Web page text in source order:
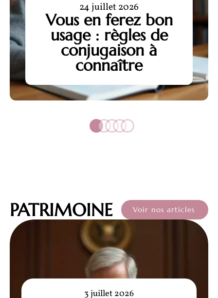
Vous en ferez bon
usage : règles de
conjugaison à
connaître
24 juillet 2026
PATRIMOINE Voir nos articles
3 juillet 2026